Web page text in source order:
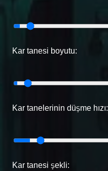
Kar tanesi boyutu:
Kar tanelerinin düşme hızı:
Kar tanesi şekli: